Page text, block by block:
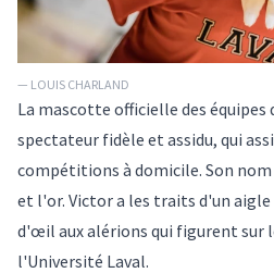
— LOUIS CHARLAND
La mascotte officielle des équipes
spectateur fidèle et assidu, qui
compétitions à domicile. Son
et l'or. Victor a les traits d'un
d'œil aux alérions qui figurent sur
l'Université Laval.